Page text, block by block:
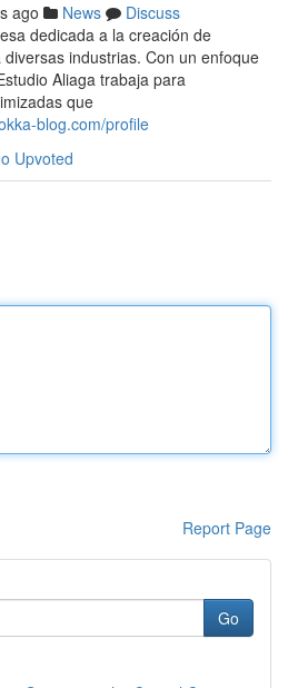
ago News
Discuss
dedicada a la creación de
industrias. Con un enfoque
Aliaga trabaja para
que
blog.com/profile
Upvoted
Report Page
Go